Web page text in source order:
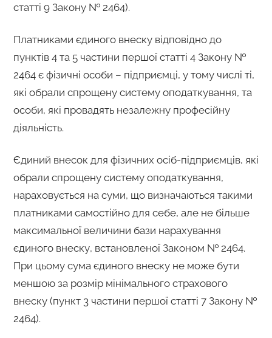
статті 9 Закону № 2464).
Платниками єдиного внеску відповідно до
пунктів 4 та 5 частини першої статті 4 Закону №
2464 є фізичні особи – підприємці, у тому числі ті,
які обрали спрощену систему оподаткування, та
особи, які провадять незалежну професійну
діяльність.
Єдиний внесок для фізичних осіб-підприємців, які
обрали спрощену систему оподаткування,
нараховується на суми, що визначаються такими
платниками самостійно для себе, але не більше
максимальної величини бази нарахування
єдиного внеску, встановленої Законом № 2464.
При цьому сума єдиного внеску не може бути
меншою за розмір мінімального страхового
внеску (пункт 3 частини першої статті 7 Закону №
2464).